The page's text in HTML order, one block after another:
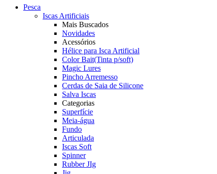
Pesca
Iscas Artificiais
Mais Buscados
Novidades
Acessórios
Hélice para Isca Artificial
Color Bait(Tinta p/soft)
Magic Lures
Pincho Arremesso
Cerdas de Saia de Silicone
Salva Iscas
Categorias
Superfície
Meia-água
Fundo
Articulada
Iscas Soft
Spinner
Rubber JIg